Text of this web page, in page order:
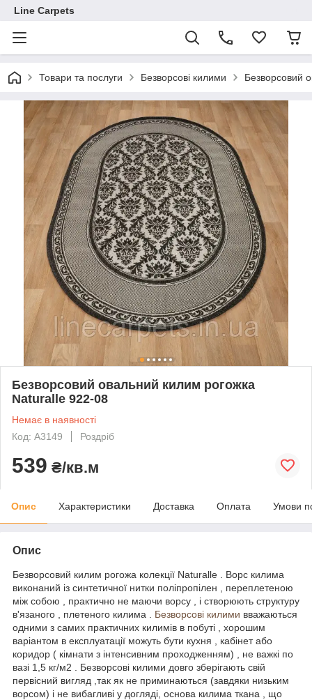
Line Carpets
Товари та послуги Безворсові килими Безворсовий
Безворсовий овальний килим рогожка
Naturalle 922-08
Немає в наявності
Код: A3149
Роздріб
539 ₴/кв.м
Опис Характеристики Доставка Оплата Умови
Опис
Безворсовий килим рогожа колекції Naturalle . Ворс килима
виконаний із синтетичної нитки поліпропілен , переплетеною
між собою , практично не маючи ворсу , і створюють структуру
в'язаного , плетеного килима . Безворсові килими вважаються
одними з самих практичних килимів в побуті , хорошим
варіантом в експлуатації можуть бути кухня , кабінет або
коридор ( кімнати з інтенсивним проходженням) , не важкі по
вазі 1,5 кг/м2 . Безворсові килими довго зберігають свій
первісний вигляд ,так як не приминаються (завдяки низьким
ворсом) і не вибагливі у догляді, основа килима ткана , що